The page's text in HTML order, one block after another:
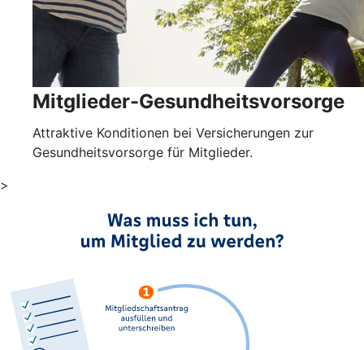
Mitglieder-Gesundheitsvorsorge
Attraktive Konditionen bei Versicherungen zur
Gesundheitsvorsorge für Mitglieder.
>